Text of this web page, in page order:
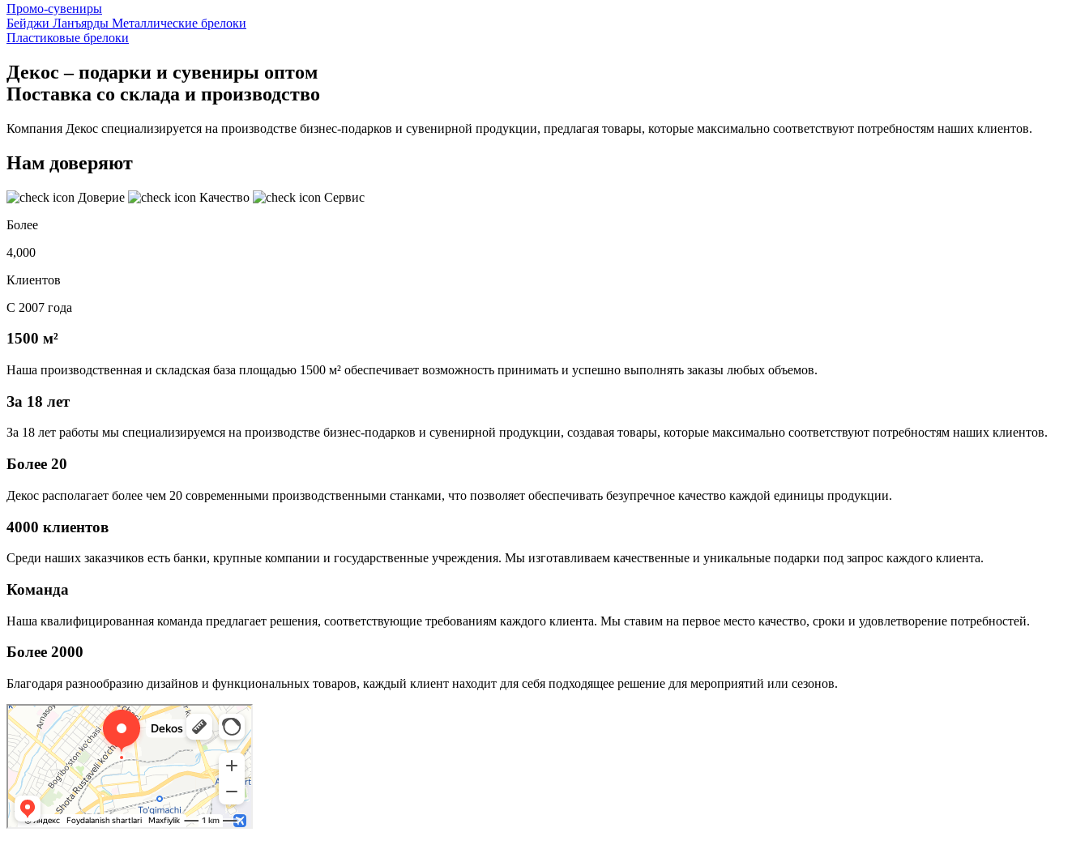
Промо-сувениры
Бейджи Ланъярды Металлические брелоки
Пластиковые брелоки
Декос – подарки и сувениры оптом
Поставка со склада и производство
Компания Декос специализируется на производстве бизнес-подарков и сувенирной продукции, предлагая товары, которые максимально соответствуют потребностям наших клиентов.
Нам доверяют
Доверие Качество
Сервис
Более
4,000
Клиентов
С 2007 года
1500 м²
Наша производственная и складская база площадью 1500 м² обеспечивает возможность принимать и успешно выполнять заказы любых объемов.
За 18 лет
За 18 лет работы мы специализируемся на производстве бизнес-подарков и сувенирной продукции, создавая товары, которые максимально соответствуют потребностям наших клиентов.
Более 20
Декос располагает более чем 20 современными производственными станками, что позволяет обеспечивать безупречное качество каждой единицы продукции.
4000 клиентов
Среди наших заказчиков есть банки, крупные компании и государственные учреждения. Мы изготавливаем качественные и уникальные подарки под запрос каждого клиента.
Команда
Наша квалифицированная команда предлагает решения, соответствующие требованиям каждого клиента. Мы ставим на первое место качество, сроки и удовлетворение потребностей.
Более 2000
Благодаря разнообразию дизайнов и функциональных товаров, каждый клиент находит для себя подходящее решение для мероприятий или сезонов.